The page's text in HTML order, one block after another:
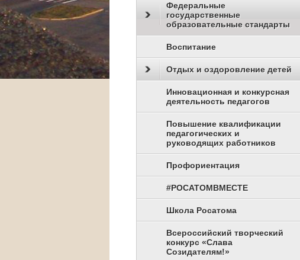
Федеральные
государственные
образовательные стандарты
Воспитание
Отдых и оздоровление детей
Инновационная и конкурсная
деятельность педагогов
Повышение квалификации
педагогических и
руководящих работников
Профориентация
#РОСАТОМВМЕСТЕ
Школа Росатома
Всероссийский творческий
конкурс «Слава
Созидателям!»